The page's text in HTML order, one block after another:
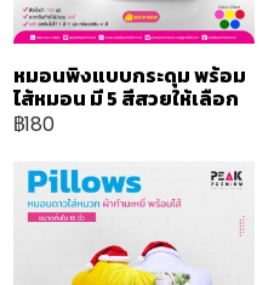
หมอนพิงแบบกระดุม พร้อม
ไส้หมอน มี 5 สีสวยให้เลือก
฿180